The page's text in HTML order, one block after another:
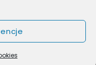
RIGHTS RESERVED.